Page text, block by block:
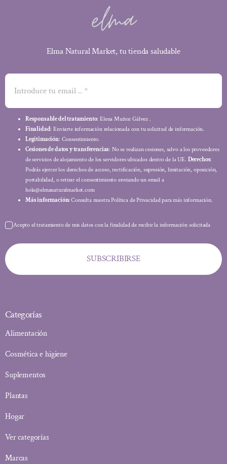
Elma Natural Market, tu tienda saludable
Responsable del tratamiento: Elena Muñoz Gálvez .
Finalidad: Enviarte información relacionada con tu solicitud de información.
Legitimación: Consentimiento.
Cesiones de datos y transferencias: No se realizan cesiones, salvo a los proveedores
de servicios de alojamiento de los servidores ubicados dentro de la UE. Derechos:
Podrás ejercer los derechos de acceso, rectificación, supresión, limitación, oposición,
portabilidad, o retirar el consentimiento enviando un email a
hola@elmanaturalmarket.com
Más información: Consulta nuestra Política de Privacidad para más información.
Acepto el tratamiento de mis datos con la finalidad de recibir la información solicitada
SUBSCRIBIRSE
Categorías
Alimentación
Cosmética e higiene
Suplementos
Plantas
Hogar
Ver categorías
Marcas